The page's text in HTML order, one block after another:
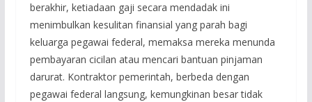
berakhir, ketiadaan gaji secara mendadak ini
menimbulkan kesulitan finansial yang parah bagi
keluarga pegawai federal, memaksa mereka menunda
pembayaran cicilan atau mencari bantuan pinjaman
darurat. Kontraktor pemerintah, berbeda dengan
pegawai federal langsung, kemungkinan besar tidak